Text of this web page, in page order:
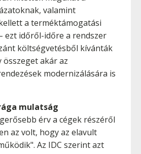
valamint
a terméktámogatási
ezt időről-időre a rendszer
költségvetésből kívánták
akár az
modernizálására is
mulatság
érv a cégek részéről
az volt, hogy az elavult
Az IDC szerint azt